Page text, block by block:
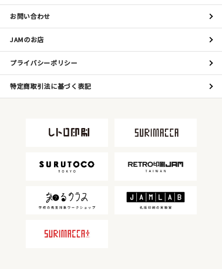
お問い合わせ
お問い合わせ
JAMのお店
プライバシーポリシー
特定商取引法に基づく表記